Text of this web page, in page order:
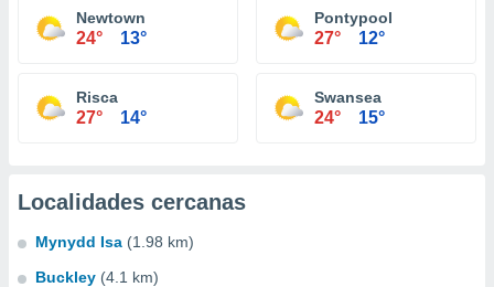
Newtown
24° 13°
Pontypool
27° 12°
Risca
27° 14°
Swansea
24° 15°
Localidades cercanas
Mynydd Isa (1.98 km)
Buckley (4.1 km)